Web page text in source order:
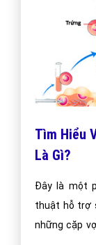
Tìm Hiểu
Là Gì?
Đây là một
thuật hỗ trợ
những cặp